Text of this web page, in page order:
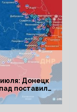
июля: Донецк
поставил